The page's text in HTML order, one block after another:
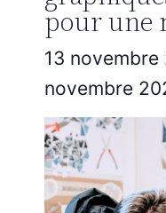
pour une
13 novembre
novembre